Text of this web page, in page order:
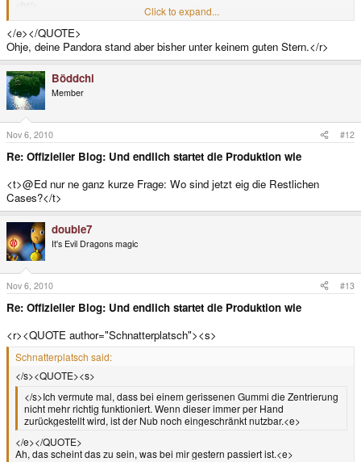
url="http://img571.imageshack.us/i/cimg0002s.jpg">http://img571.imagesha
ck.us/i/cimg0002s.jpg</URL><e>
Click to expand...
</e></QUOTE>
Ohje, deine Pandora stand aber bisher unter keinem guten Stern.</r>
Böddchi
Member
Nov 6, 2010 #12
Re: Offizieller Blog: Und endlich startet die Produktion wie
<t>@Ed nur ne ganz kurze Frage: Wo sind jetzt eig die Restlichen
Cases?</t>
double7
It's Evil Dragons magic
Nov 6, 2010 #13
Re: Offizieller Blog: Und endlich startet die Produktion wie
<r><QUOTE author="Schnatterplatsch"><s>
Schnatterplatsch said:
</s><QUOTE><s>
</s>Ich vermute mal, dass bei einem gerissenen Gummi die Zentrierung
nicht mehr richtig funktioniert. Wenn dieser immer per Hand
zurückgestellt wird, ist der Nub noch eingeschränkt nutzbar.<e>
</e></QUOTE>
Ah, das scheint das zu sein, was bei mir gestern passiert ist.<e>